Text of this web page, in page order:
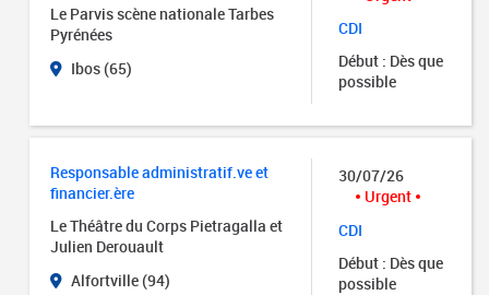
Le Parvis scène nationale Tarbes
Pyrénées
Ibos (65)
CDI
Début : Dès que
possible
Responsable administratif.ve et
financier.ère
Le Théâtre du Corps Pietragalla et
Julien Derouault
Alfortville (94)
30/07/26
Urgent
CDI
Début : Dès que
possible